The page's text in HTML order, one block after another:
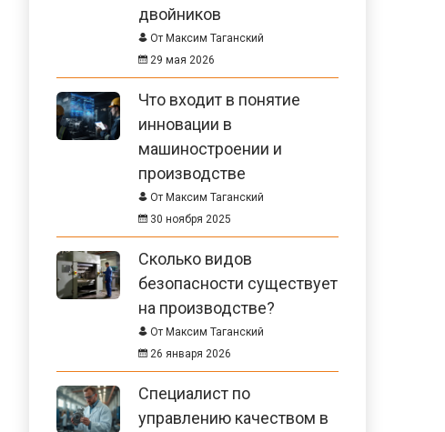
двойников
От Максим Таганский
29 мая 2026
Что входит в понятие
инновации в
машиностроении и
производстве
От Максим Таганский
30 ноября 2025
Сколько видов
безопасности существует
на производстве?
От Максим Таганский
26 января 2026
Специалист по
управлению качеством в